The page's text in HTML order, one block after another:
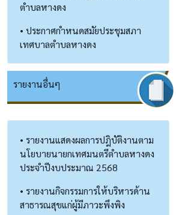
ตำบลหางดง
• ประกาศกำหนดสมัยประชุมสภา
เทศบาลตำบลหางดง
รายงานอื่นๆ
• รายงานแสดงผลการปฎิบัติงานตาม
นโยบายนายกเทศมนตรีตำบลหางดง
ประจำปีงบประมาณ 2568
• รายงานกิจกรรมการให้บริหารด้าน
สาธารณสุขแก่ผู้มีภาวะพึงพิง